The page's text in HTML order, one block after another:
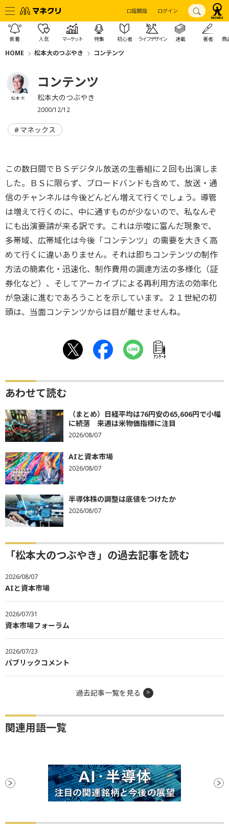
口座開設 ログイン
新着 人気 マーケット 特集 初心者 ライフデザイン 連載 著者 商
HOME 松本大のつぶやき コンテンツ
松本 大
コンテンツ
松本大のつぶやき
2000/12/12
マネックス
この数日間でＢＳデジタル放送の生番組に２回も出演しま
した。ＢＳに限らず、ブロードバンドも含めて、放送・通
信のチャンネルは今後どんどん増えて行くでしょう。導管
は増えて行くのに、中に通すものが少ないので、私なんぞ
にも出演要請が来る訳です。これは示唆に富んだ現象で、
多帯域、広帯域化は今後「コンテンツ」の需要を大きく高
めて行くに違いありません。それは即ちコンテンツの制作
方法の簡素化・迅速化、制作費用の調達方法の多様化（証
券化など）、そしてアーカイブによる再利用方法の効率化
が急速に進むであろうことを示しています。２１世紀の初
頭は、当面コンテンツからは目が離せませんね。
ｱﾝｹｰﾄ
あわせて読む
（まとめ）日経平均は76円安の65,606円で小幅
に続落 来週は米物価指標に注目
2026/08/07
AIと資本市場
2026/08/07
半導体株の調整は底値をつけたか
2026/08/07
「松本大のつぶやき」の過去記事を読む
2026/08/07
AIと資本市場
2026/07/31
資本市場フォーラム
2026/07/23
パブリックコメント
過去記事一覧を見る
関連用語一覧